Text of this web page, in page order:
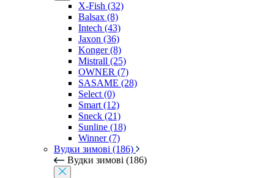
X-Fish (32)
Balsax (8)
Intech (43)
Jaxon (36)
Konger (8)
Mistrall (25)
OWNER (7)
SASAME (28)
Select (0)
Smart (12)
Sneck (21)
Sunline (18)
Winner (7)
Вудки зимові (186)
Вудки зимові (186)